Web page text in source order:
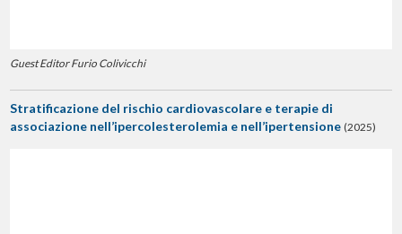
Guest Editor Furio Colivicchi
Stratificazione del rischio cardiovascolare e terapie di
associazione nell’ipercolesterolemia e nell’ipertensione (2025)